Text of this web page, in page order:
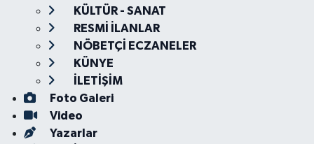
KÜLTÜR - SANAT
RESMİ İLANLAR
NÖBETÇİ ECZANELER
KÜNYE
İLETİŞİM
Foto Galeri
Video
Yazarlar